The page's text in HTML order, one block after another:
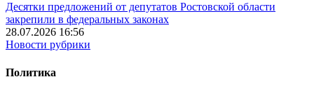
Десятки предложений от депутатов Ростовской области
закрепили в федеральных законах
28.07.2026 16:56
Новости рубрики
Политика